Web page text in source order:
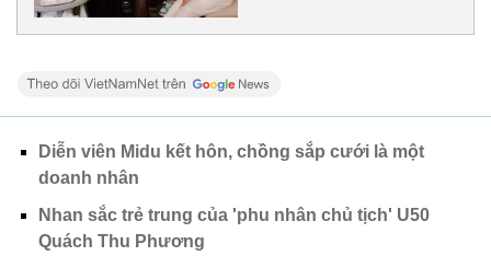
Diễn viên Midu kết hôn, chồng sắp cưới là một
doanh nhân
Nhan sắc trẻ trung của 'phu nhân chủ tịch' U50
Quách Thu Phương